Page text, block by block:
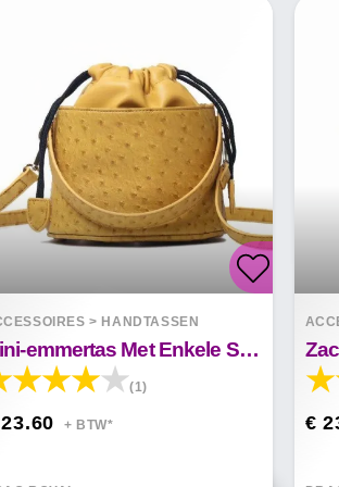
> HANDTASSEN
Mini-emmertas Met Enkele Schoudertas
(1)
+ BTW* €